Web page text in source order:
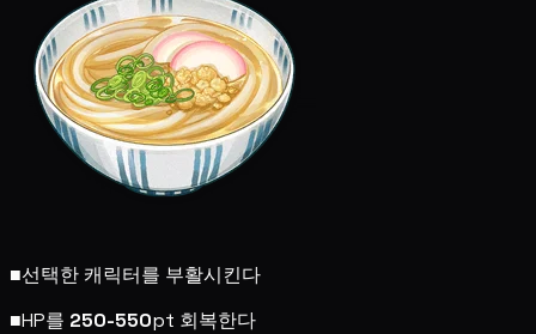
■선택한 캐릭터를 부활시킨다
■HP를 250-550pt 회복한다